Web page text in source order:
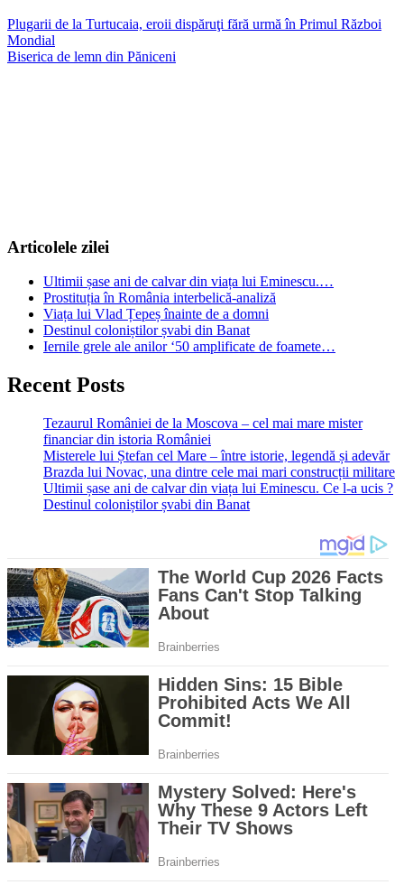
Navigare
în
Plugarii de la Turtucaia, eroii dispăruţi fără urmă în Primul Război
Mondial
Biserica de lemn din Păniceni
Articolele zilei
Ultimii șase ani de calvar din viața lui Eminescu.…
Prostituția în România interbelică-analiză
Viața lui Vlad Țepeș înainte de a domni
Destinul coloniștilor șvabi din Banat
Iernile grele ale anilor ‘50 amplificate de foamete…
Recent Posts
Tezaurul României de la Moscova – cel mai mare mister
financiar din istoria României
Misterele lui Ștefan cel Mare – între istorie, legendă și adevăr
Brazda lui Novac, una dintre cele mai mari construcții militare
Ultimii șase ani de calvar din viața lui Eminescu. Ce l-a ucis ?
Destinul coloniștilor șvabi din Banat